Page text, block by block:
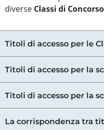
diverse Classi di Concorso
Titoli di accesso per le
Titoli di accesso per la
Titoli di accesso per la
La corrispondenza tra